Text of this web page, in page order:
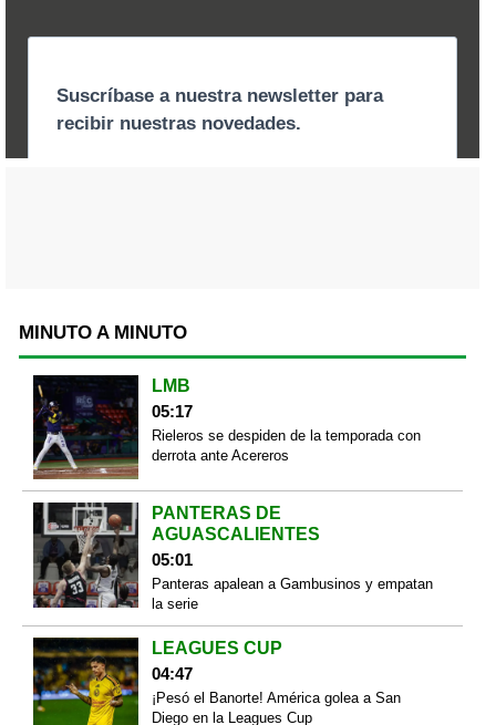
MINUTO A MINUTO
LMB
05:17
Rieleros se despiden de la temporada con
derrota ante Acereros
PANTERAS DE
AGUASCALIENTES
05:01
Panteras apalean a Gambusinos y empatan
la serie
LEAGUES CUP
04:47
¡Pesó el Banorte! América golea a San
Diego en la Leagues Cup